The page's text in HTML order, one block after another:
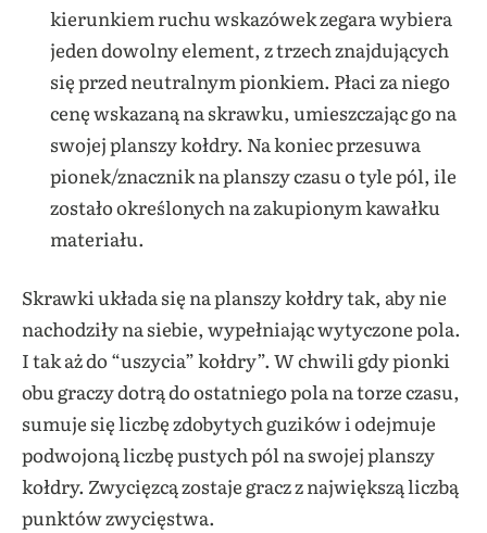
kierunkiem ruchu wskazówek zegara wybiera
jeden dowolny element, z trzech znajdujących
się przed neutralnym pionkiem. Płaci za niego
cenę wskazaną na skrawku, umieszczając go na
swojej planszy kołdry. Na koniec przesuwa
pionek/znacznik na planszy czasu o tyle pól, ile
zostało określonych na zakupionym kawałku
materiału.
Skrawki układa się na planszy kołdry tak, aby nie
nachodziły na siebie, wypełniając wytyczone pola.
I tak aż do “uszycia” kołdry”. W chwili gdy pionki
obu graczy dotrą do ostatniego pola na torze czasu,
sumuje się liczbę zdobytych guzików i odejmuje
podwojoną liczbę pustych pól na swojej planszy
kołdry. Zwycięzcą zostaje gracz z największą liczbą
punktów zwycięstwa.